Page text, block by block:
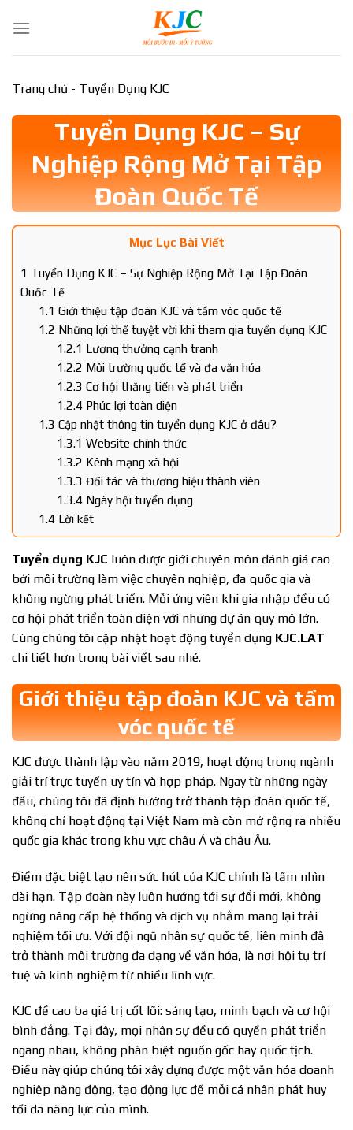
Trang chủ - Tuyển Dụng KJC
Tuyển Dụng KJC – Sự
Nghiệp Rộng Mở Tại Tập
Đoàn Quốc Tế
Mục Lục Bài Viết
1 Tuyển Dụng KJC – Sự Nghiệp Rộng Mở Tại Tập Đoàn
Quốc Tế
1.1 Giới thiệu tập đoàn KJC và tầm vóc quốc tế
1.2 Những lợi thế tuyệt vời khi tham gia tuyển dụng KJC
1.2.1 Lương thưởng cạnh tranh
1.2.2 Môi trường quốc tế và đa văn hóa
1.2.3 Cơ hội thăng tiến và phát triển
1.2.4Phúc lợi toàn diện
1.3 Cập nhật thông tin tuyển dụng KJC ở đâu?
1.3.1 Website chính thức
1.3.2 Kênh mạng xã hội
1.3.3 Đối tác và thương hiệu thành viên
1.3.4Ngày hội tuyển dụng
1.4Lời kết
Tuyển dụng KJC luôn được giới chuyên môn đánh giá cao
bởi môi trường làm việc chuyên nghiệp, đa quốc gia và
không ngừng phát triển. Mỗi ứng viên khi gia nhập đều có
cơ hội phát triển toàn diện với những dự án quy mô lớn.
Cùng chúng tôi cập nhật hoạt động tuyển dụng KJC.LAT
chi tiết hơn trong bài viết sau nhé.
Giới thiệu tập đoàn KJC và tầm
vóc quốc tế
KJC được thành lập vào năm 2019, hoạt động trong ngành
giải trí trực tuyến uy tín và hợp pháp. Ngay từ những ngày
đầu, chúng tôi đã định hướng trở thành tập đoàn quốc tế,
không chỉ hoạt động tại Việt Nam mà còn mở rộng ra nhiều
quốc gia khác trong khu vực châu Á và châu Âu.
Điểm đặc biệt tạo nên sức hút của KJC chính là tầm nhìn
dài hạn. Tập đoàn này luôn hướng tới sự đổi mới, không
ngừng nâng cấp hệ thống và dịch vụ nhằm mang lại trải
nghiệm tối ưu. Với đội ngũ nhân sự quốc tế, liên minh đã
trở thành môi trường đa dạng về văn hóa, là nơi hội tụ trí
tuệ và kinh nghiệm từ nhiều lĩnh vực.
KJC đề cao ba giá trị cốt lõi: sáng tạo, minh bạch và cơ hội
bình đẳng. Tại đây, mọi nhân sự đều có quyền phát triển
ngang nhau, không phân biệt nguồn gốc hay quốc tịch.
Điều này giúp chúng tôi xây dựng được một văn hóa doanh
nghiệp năng động, tạo động lực để mỗi cá nhân phát huy
tối đa năng lực của mình.